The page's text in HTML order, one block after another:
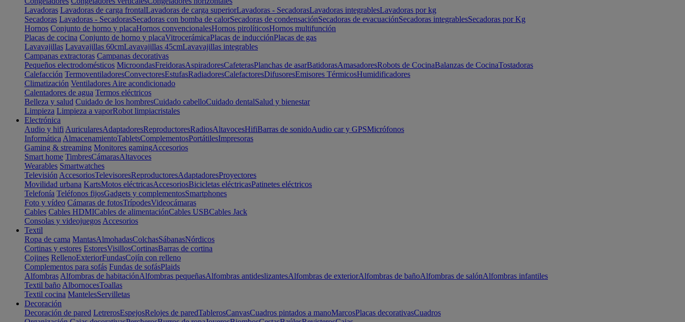
Lavadoras Lavadoras de carga frontalLavadoras de carga superiorLavadoras - SecadorasLavadoras integrablesLavadoras por kg
Secadoras Lavadoras - SecadorasSecadoras con bomba de calorSecadoras de condensaciónSecadoras de evacuaciónSecadoras integrablesSecadoras por Kg
Hornos Conjunto de horno y placaHornos convencionalesHornos pirolíticosHornos multifunción
Placas de cocina Conjunto de horno y placaVitrocerámicaPlacas de inducciónPlacas de gas
Lavavajillas Lavavajillas 60cmLavavajillas 45cmLavavajillas integrables
Campanas extractoras Campanas decorativas
Pequeños electrodomésticos MicroondasFreidorasAspiradoresCafeterasPlanchas de asarBatidorasAmasadoresRobots de CocinaBalanzas de CocinaTostadoras
Calefacción TermoventiladoresConvectoresEstufasRadiadoresCalefactoresDifusoresEmisores TérmicosHumidificadores
Climatización Ventiladores Aire acondicionado
Calentadores de agua Termos eléctricos
Belleza y salud Cuidado de los hombresCuidado cabelloCuidado dentalSalud y bienestar
Limpieza Limpieza a vaporRobot limpiacristales
Electrónica
Audio y hifi AuricularesAdaptadoresReproductoresRadiosAltavocesHifiBarras de sonidoAudio car y GPSMicrófonos
Informática AlmacenamientoTabletsComplementosPortátilesImpresoras
Gaming & streaming Monitores gamingAccesorios
Smart home TimbresCámarasAltavoces
Wearables Smartwatches
Televisión AccesoriosTelevisoresReproductoresAdaptadoresProyectores
Movilidad urbana KartsMotos eléctricasAccesoriosBicicletas eléctricasPatinetes eléctricos
Telefonía Teléfonos fijosGadgets y complementosSmartphones
Foto y vídeo Cámaras de fotosTrípodesVideocámaras
Cables Cables HDMICables de alimentaciónCables USBCables Jack
Consolas y videojuegos Accesorios
Textil
Ropa de cama MantasAlmohadasColchasSábanasNórdicos
Cortinas y estores EstoresVisillosCortinasBarras de cortina
Cojines RellenoExteriorFundasCojín con relleno
Complementos para sofás Fundas de sofásPlaids
Alfombras Alfombras de habitaciónAlfombras pequeñasAlfombras antideslizantesAlfombras de exteriorAlfombras de bañoAlfombras de salónAlfombras infantiles
Textil baño AlbornocesToallas
Textil cocina MantelesServilletas
Decoración
Decoración de pared LetrerosEspejosRelojes de paredTablerosCanvasCuadros pintados a manoMarcosPlacas decorativasCuadros